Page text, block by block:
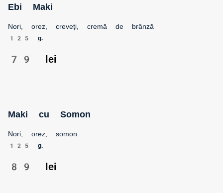
Ebi Maki
Nori, orez, creveți, cremă de brânză
125 g.
79 lei
Maki cu Somon
Nori, orez, somon
125 g.
89 lei